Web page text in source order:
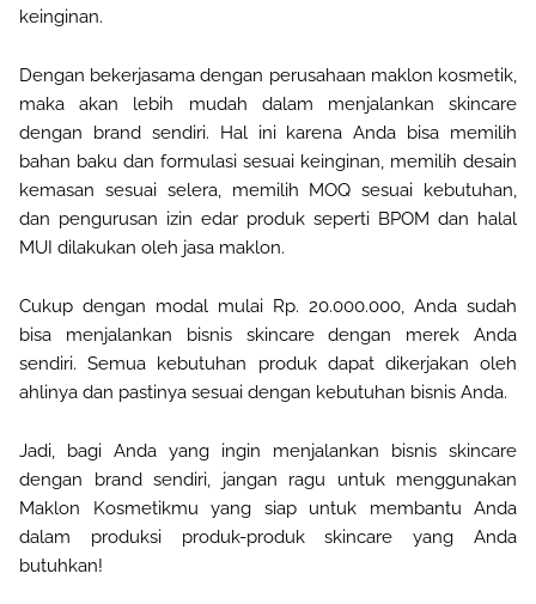
keinginan.
Dengan bekerjasama dengan perusahaan maklon kosmetik,
maka akan lebih mudah dalam menjalankan skincare
dengan brand sendiri. Hal ini karena Anda bisa memilih
bahan baku dan formulasi sesuai keinginan, memilih desain
kemasan sesuai selera, memilih MOQ sesuai kebutuhan,
dan pengurusan izin edar produk seperti BPOM dan halal
MUI dilakukan oleh jasa maklon.
Cukup dengan modal mulai Rp. 20.000.000, Anda sudah
bisa menjalankan bisnis skincare dengan merek Anda
sendiri. Semua kebutuhan produk dapat dikerjakan oleh
ahlinya dan pastinya sesuai dengan kebutuhan bisnis Anda.
Jadi, bagi Anda yang ingin menjalankan bisnis skincare
dengan brand sendiri, jangan ragu untuk menggunakan
Maklon Kosmetikmu yang siap untuk membantu Anda
dalam produksi produk-produk skincare yang Anda
butuhkan!